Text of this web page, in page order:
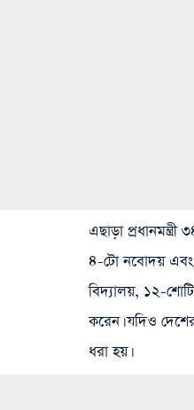
এছাড়া
৪-টো নবোদয়
বিদ্যালয়, ১২-
করেন। যদিও
ধরা হয়।